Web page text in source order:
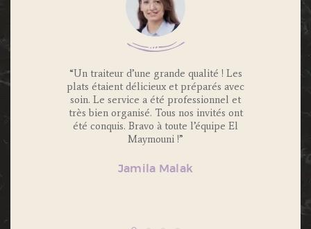
invités
“Un traiteur d’une grande qualité ! Les
plats étaient délicieux et préparés avec
soin. Le service a été professionnel et
très bien organisé. Tous nos invités ont
été conquis. Bravo à toute l’équipe El
Maymouni !”
Jamila Malak
“Nous